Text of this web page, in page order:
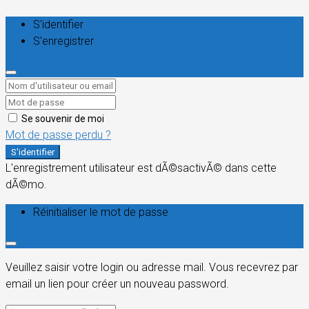
S'identifier
S'enregistrer
Se souvenir de moi
Mot de passe perdu ?
S'identifier
L'enregistrement utilisateur est dÃ©sactivÃ© dans cette
dÃ©mo.
Réinitialiser le mot de passe
Veuillez saisir votre login ou adresse mail. Vous recevrez par
email un lien pour créer un nouveau password.